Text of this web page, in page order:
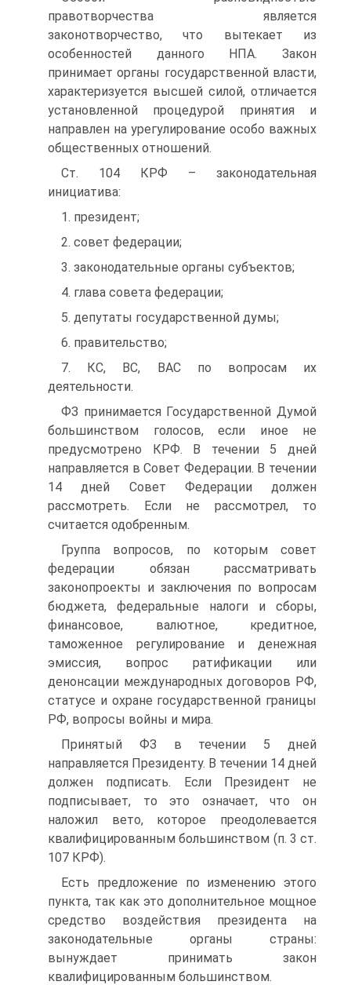
правотворчества является
законотворчество, что вытекает из
особенностей данного НПА. Закон
принимает органы государственной власти,
характеризуется высшей силой, отличается
установленной процедурой принятия и
направлен на урегулирование особо важных
общественных отношений.
Ст. 104 КРФ – законодательная
инициатива:
1. президент;
2. совет федерации;
3. законодательные органы субъектов;
4. глава совета федерации;
5. депутаты государственной думы;
6. правительство;
7. КС, ВС, ВАС по вопросам их
деятельности.
ФЗ принимается Государственной Думой
большинством голосов, если иное не
предусмотрено КРФ. В течении 5 дней
направляется в Совет Федерации. В течении
14 дней Совет Федерации должен
рассмотреть. Если не рассмотрел, то
считается одобренным.
Группа вопросов, по которым совет
федерации обязан рассматривать
законопроекты и заключения по вопросам
бюджета, федеральные налоги и сборы,
финансовое, валютное, кредитное,
таможенное регулирование и денежная
эмиссия, вопрос ратификации или
денонсации международных договоров РФ,
статусе и охране государственной границы
РФ, вопросы войны и мира.
Принятый ФЗ в течении 5 дней
направляется Президенту. В течении 14 дней
должен подписать. Если Президент не
подписывает, то это означает, что он
наложил вето, которое преодолевается
квалифицированным большинством (п. 3 ст.
107 КРФ).
Есть предложение по изменению этого
пункта, так как это дополнительное мощное
средство воздействия президента на
законодательные органы страны:
вынуждает принимать закон
квалифицированным большинством.